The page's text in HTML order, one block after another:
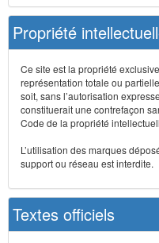
Propriété
Ce site est la propriété
représentation totale ou
soit, sans l’autorisation
constituerait une contrefaçon
Code de la propriété
L’utilisation des marques
support ou réseau est interdite.
Textes officiels